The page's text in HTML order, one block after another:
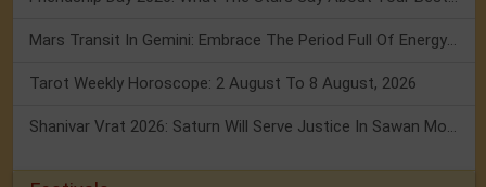
Tarot Weekly Horoscope: 2 August To 8 August, 2026